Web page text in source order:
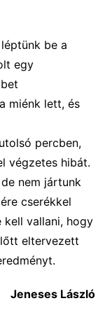
be a
egy
miénk lett, és
percben,
végzetes hibát.
nem jártunk
cserékkel
kell vallani, hogy
eltervezett
Jeneses László